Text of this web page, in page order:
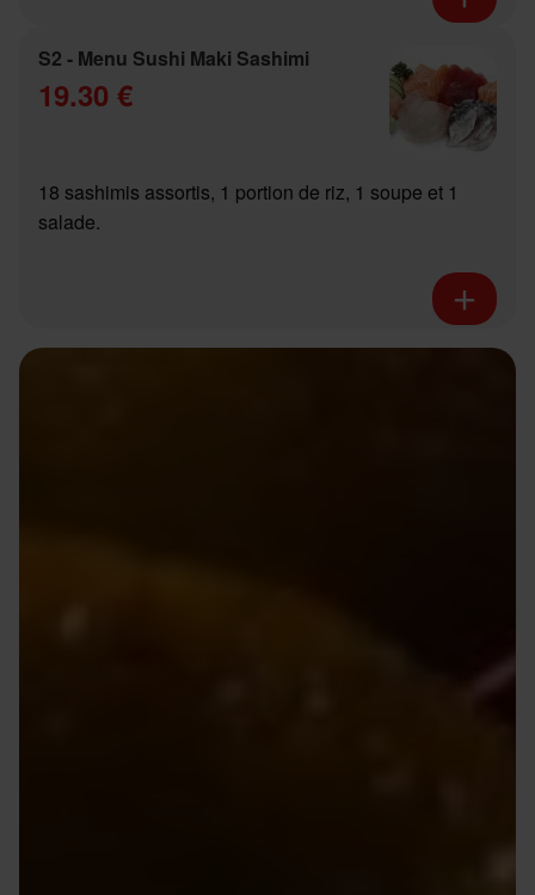
S2 - Menu Sushi Maki Sashimi
19.30 €
18 sashimis assortis, 1 portion de riz, 1 soupe et 1
salade.